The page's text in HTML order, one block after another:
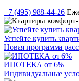
+7 (495) 988-44-26
Успейте купить
Новая программа
ИПОТЕКА от 6%
Индивидуальные